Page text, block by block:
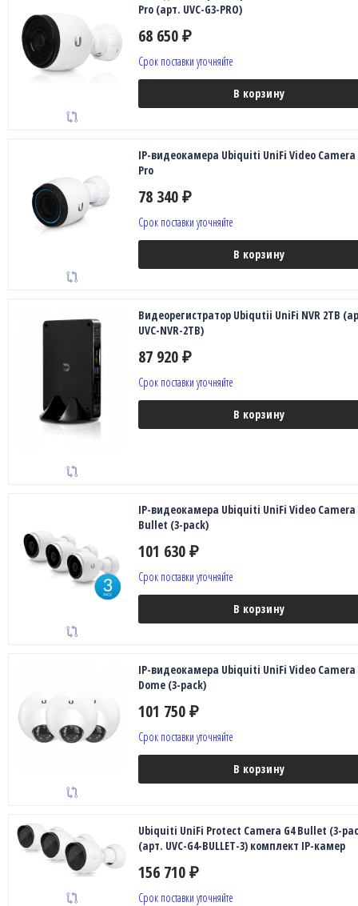
Pro (арт. UVC-G3-PRO)
68 650 ₽
Срок поставки уточняйте
В корзину
IP-видеокамера Ubiquiti UniFi Video Camera
Pro
78 340 ₽
Срок поставки уточняйте
В корзину
Видеорегистратор Ubiqutii UniFi NVR 2TB
UVC-NVR-2TB)
87 920 ₽
Срок поставки уточняйте
В корзину
IP-видеокамера Ubiquiti UniFi Video Camera
Bullet (3-pack)
101 630 ₽
Срок поставки уточняйте
В корзину
IP-видеокамера Ubiquiti UniFi Video Camera
Dome (3-pack)
101 750 ₽
Срок поставки уточняйте
В корзину
Ubiquiti UniFi Protect Camera G4 Bullet (3-
(арт. UVC-G4-BULLET-3) комплект IP-камер
156 710 ₽
Срок поставки уточняйте